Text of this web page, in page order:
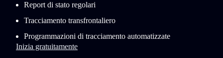
Report di stato regolari
Tracciamento transfrontaliero
Programmazioni di tracciamento automatizzate
Inizia gratuitamente